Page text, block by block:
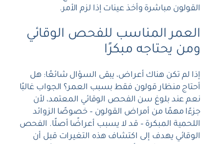
القولون مباشرة وأخذ عينات إذا لزم الأمر.
العمر المناسب للفحص الوقائي
ومن يحتاجه مبكرًا
إذا لم تكن هناك أعراض، يبقى السؤال شائعًا: هل
أحتاج منظار قولون فقط بسبب العمر؟ الجواب غالبًا
نعم عند بلوغ سن الفحص الوقائي المعتمد، لأن
جزءًا مهمًا من أمراض القولون – خصوصًا الزوائد
اللحمية المبكرة – قد لا يسبب أعراضًا أصلًا. الفحص
الوقائي يهدف إلى اكتشاف هذه التغيرات قبل أن